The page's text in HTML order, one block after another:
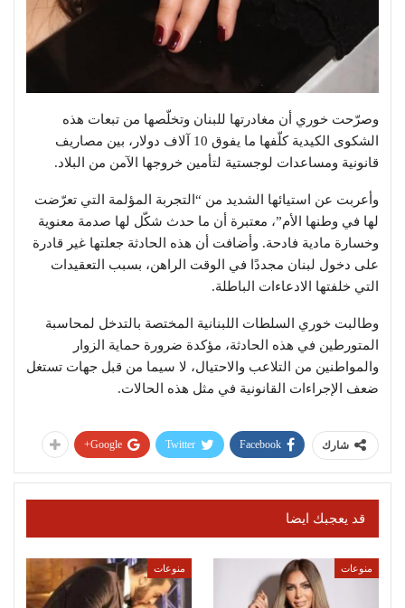
وصرّحت خوري أن مغادرتها للبنان وتخلّصها من تبعات هذه
الشكوى الكيدية كلّفها ما يفوق 10 آلاف دولار، بين مصاريف
قانونية ومساعدات لوجستية لتأمين خروجها الآمن من البلاد.
وأعربت عن استيائها الشديد من “التجربة المؤلمة التي تعرّضت
لها في وطنها الأم”، معتبرة أن ما حدث شكّل لها صدمة معنوية
وخسارة مادية فادحة. وأضافت أن هذه الحادثة جعلتها غير قادرة
على دخول لبنان مجددًا في الوقت الراهن، بسبب التعقيدات
التي خلفتها الادعاءات الباطلة.
وطالبت خوري السلطات اللبنانية المختصة بالتدخل لمحاسبة
المتورطين في هذه الحادثة، مؤكدة ضرورة حماية الزوار
والمواطنين من التلاعب والاحتيال، لا سيما من قبل جهات تستغل
ضعف الإجراءات القانونية في مثل هذه الحالات.
شارك Facebook
Twitter
Google+
قد يعجبك ايضا
منوعات منوعات